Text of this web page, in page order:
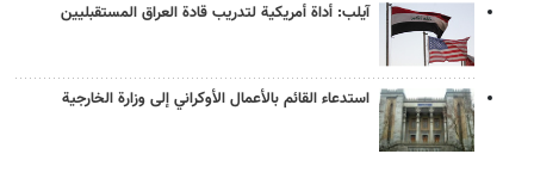
آيلب: أداة أمريكية لتدريب قادة العراق المستقبليين
استدعاء القائم بالأعمال الأوكراني إلى وزارة الخارجية